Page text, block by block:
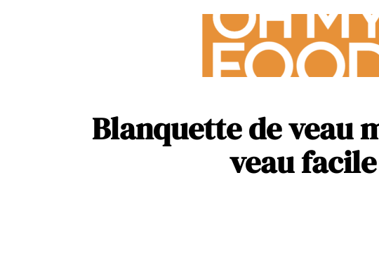
Blanquette de veau
veau